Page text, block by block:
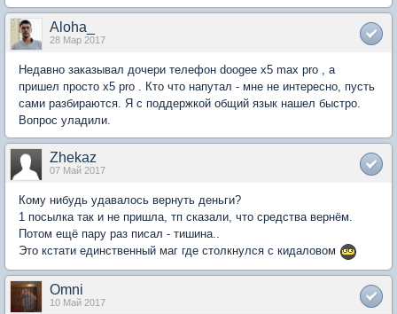
Aloha_
28 Мар 2017
Недавно заказывал дочери телефон doogee x5 max pro , а
пришел просто x5 pro . Кто что напутал - мне не интересно, пусть
сами разбираются. Я с поддержкой общий язык нашел быстро.
Вопрос уладили.
Zhekaz
07 Май 2017
Кому нибудь удавалось вернуть деньги?
1 посылка так и не пришла, тп сказали, что средства вернём.
Потом ещё пару раз писал - тишина..
Это кстати единственный маг где столкнулся с кидаловом
Omni
10 Май 2017